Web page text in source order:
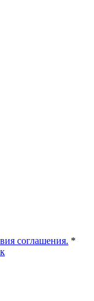
соглашения. *